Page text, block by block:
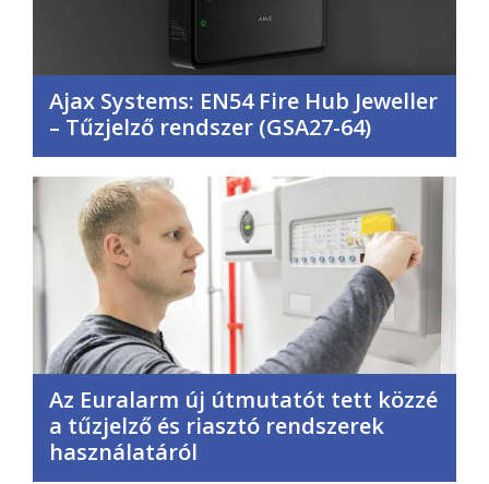
Ajax Systems: EN54 Fire Hub Jeweller
– Tűzjelző rendszer (GSA27-64)
Az Euralarm új útmutatót tett közzé
a tűzjelző és riasztó rendszerek
használatáról